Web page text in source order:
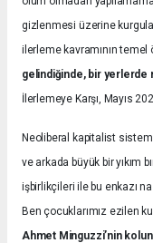
gizlenmesi üzerine
ilerleme kavramının temel
gelindiğinde, bir yerlerde
İlerlemeye Karşı, Mayıs
Neoliberal kapitalist
ve arkada büyük bir yıkım
işbirlikçileri ile bu enkazı
Ben çocuklarımız ezilen
Ahmet Minguzzi’nin